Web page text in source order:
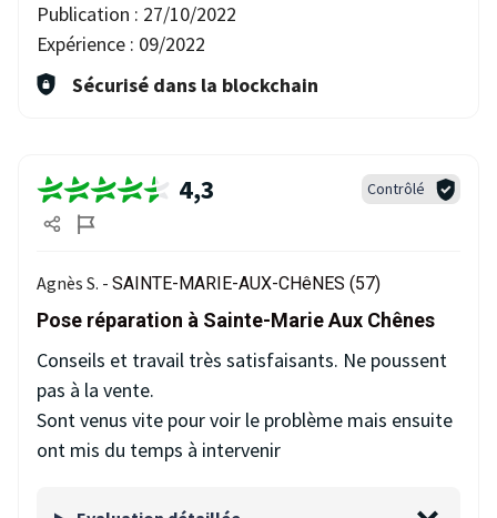
Publication : 27/10/2022
Expérience : 09/2022
Sécurisé dans la blockchain
4,3 Contrôlé
Agnès S. - SAINTE-MARIE-AUX-CHêNES (57)
Pose réparation à Sainte-Marie Aux Chênes
Conseils et travail très satisfaisants. Ne poussent
pas à la vente.
Sont venus vite pour voir le problème mais ensuite
ont mis du temps à intervenir